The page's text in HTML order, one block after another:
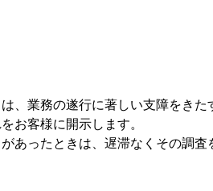
、業務の遂行に著しい支障をき
お客様に開示します。
あったときは、遅滞なくその調